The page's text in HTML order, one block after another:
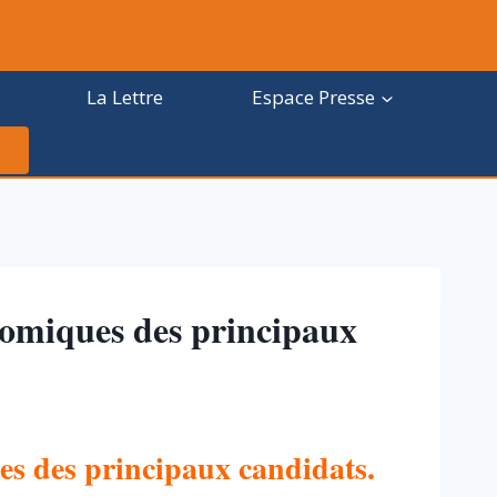
La Lettre Espace Presse
des principaux
des principaux candidats.